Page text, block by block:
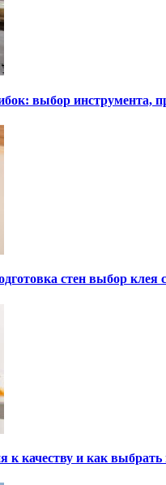
выбор инструмента,
стен выбор клея
к качеству и как